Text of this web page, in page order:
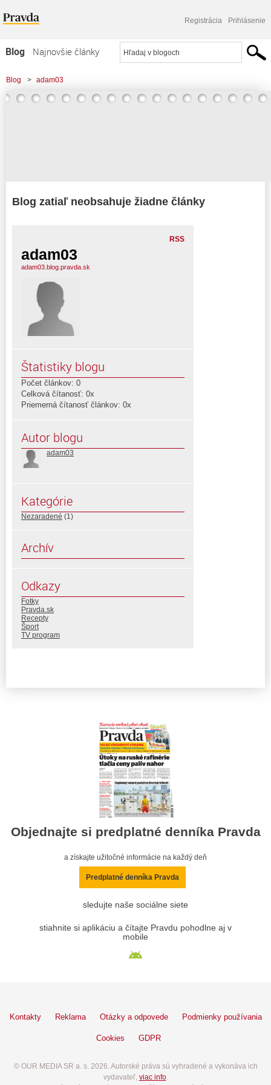
Registrácia Prihlásenie
Blog
Najnovšie články
Najčítanejšie články
Najkomentovanejšie články
Blog > adam03
Blog zatiaľ neobsahuje žiadne články
RSS
adam03
adam03.blog.pravda.sk
Štatistiky blogu
Počet článkov: 0
Celková čítanosť: 0x
Priemerná čítanosť článkov: 0x
Autor blogu
adam03
Kategórie
Nezaradené (1)
Archív
Odkazy
Fotky
Pravda.sk
Recepty
Šport
TV program
Objednajte si predplatné denníka Pravda
a získajte užitočné informácie na každý deň
Predplatné denníka Pravda
sledujte naše sociálne siete
stiahnite si aplikáciu a čítajte Pravdu pohodlne aj v
mobile
Kontakty Reklama Otázky a odpovede Podmienky používania
Cookies GDPR
© OUR MEDIA SR a. s. 2026. Autorské práva sú vyhradené a vykonáva ich
vydavateľ, viac info.